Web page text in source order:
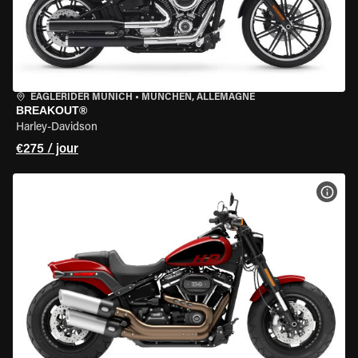
EAGLERIDER MUNICH • MÜNCHEN, ALLEMAGNE
BREAKOUT®
Harley-Davidson
€275 / jour